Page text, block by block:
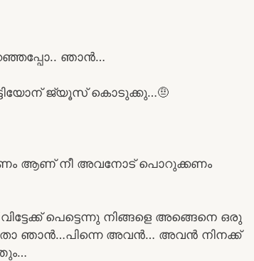
ഞാൻ…
ജ്യൂസ്‌ കൊടുക്കു…🤨
ആണ് നീ അവനോട് പൊറുക്കണം
പെട്ടെന്നു നിങ്ങളെ അങ്ങെനെ ഒരു
ഞാൻ…പിന്നെ അവൻ… അവൻ നിനക്ക്